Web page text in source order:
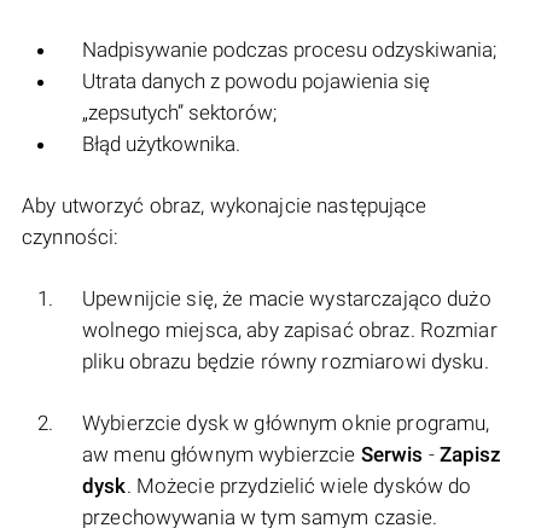
Nadpisywanie podczas procesu odzyskiwania;
Utrata danych z powodu pojawienia się
„zepsutych” sektorów;
Błąd użytkownika.
Aby utworzyć obraz, wykonajcie następujące
czynności:
Upewnijcie się, że macie wystarczająco dużo
wolnego miejsca, aby zapisać obraz. Rozmiar
pliku obrazu będzie równy rozmiarowi dysku.
Wybierzcie dysk w głównym oknie programu,
aw menu głównym wybierzcie Serwis - Zapisz
dysk. Możecie przydzielić wiele dysków do
przechowywania w tym samym czasie.